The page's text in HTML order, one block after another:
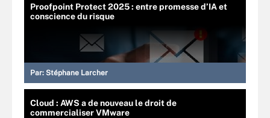
Proofpoint Protect 2025 : entre promesse d’IA et
conscience du risque
Par: Stéphane Larcher
Cloud : AWS a de nouveau le droit de
commercialiser VMware